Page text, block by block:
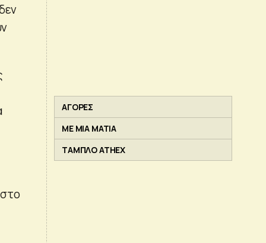
ΑΓΟΡΕΣ
ΜΕ ΜΙΑ ΜΑΤΙΑ
ΤΑΜΠΛΟ ATHEX